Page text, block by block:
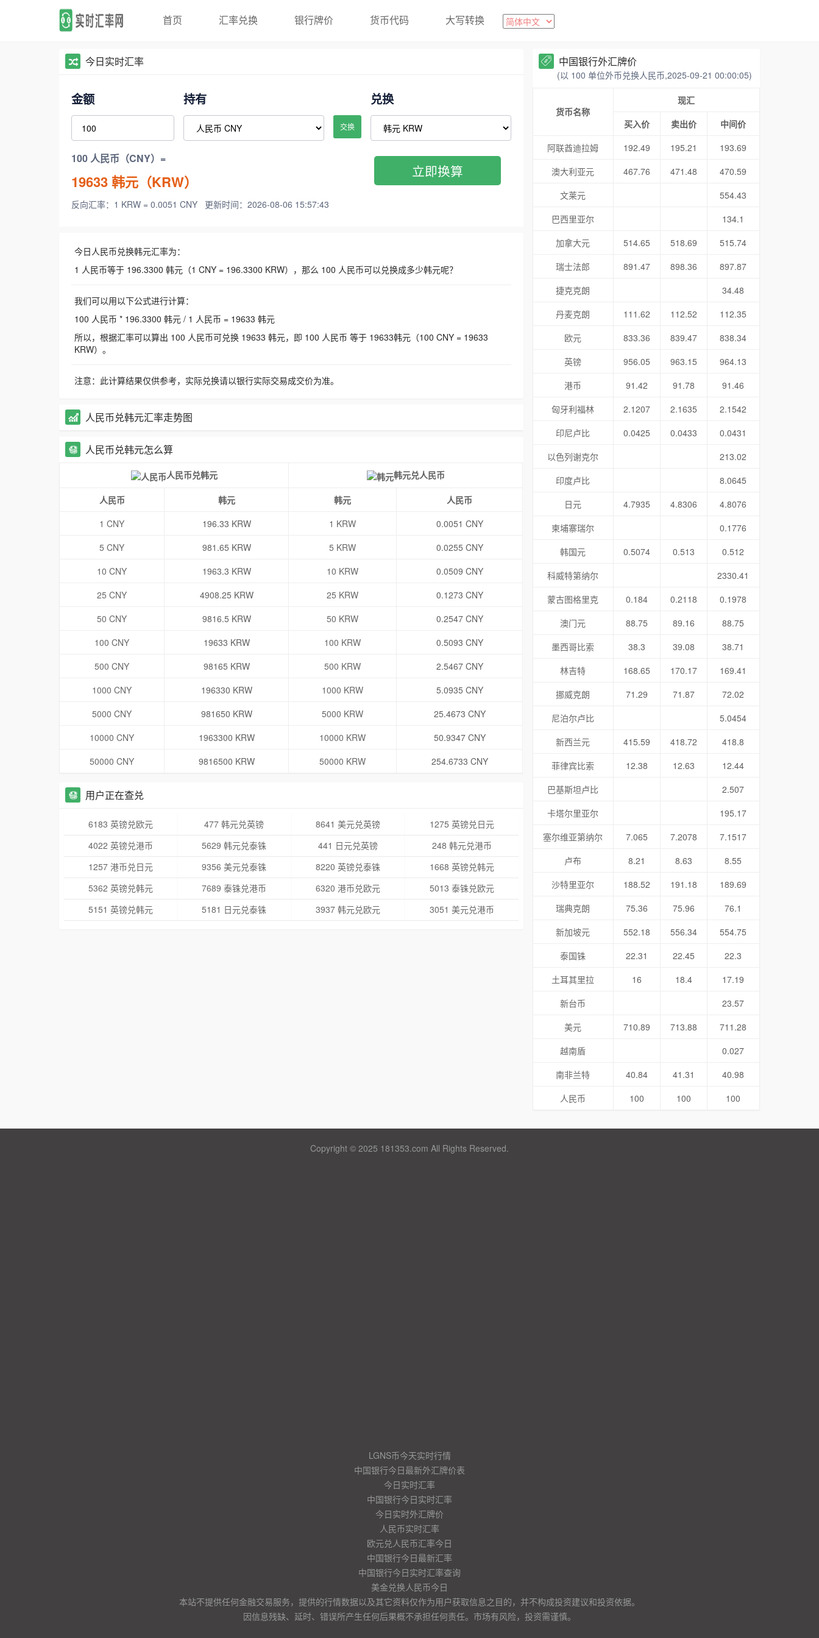
首页 汇率兑换 银行牌价 货币代码 大写转换
今日实时汇率
金额 持有
交换
兑换
100 人民币（CNY）=
19633韩元（KRW）
反向汇率：1 KRW = 0.0051 CNY 更新时间：2026-08-06 15:57:43
立即换算
今日人民币兑换韩元汇率为：
1 人民币等于 196.3300 韩元（1 CNY = 196.3300 KRW），那么 100 人民币可以兑换成多少韩元呢？
我们可以用以下公式进行计算：
100 人民币 * 196.3300 韩元 / 1 人民币 = 19633 韩元
所以，根据汇率可以算出 100 人民币可兑换 19633 韩元，即 100 人民币 等于 19633韩元（100 CNY = 19633
KRW）。
注意：此计算结果仅供参考，实际兑换请以银行实际交易成交价为准。
人民币兑韩元汇率走势图
人民币兑韩元怎么算
人民币兑韩元 韩元兑人民币
人民币 韩元 韩元
人民币
1 CNY
196.33 KRW 1 KRW
0.0051 CNY
5 CNY
981.65 KRW 5 KRW
0.0255 CNY
10 CNY
1963.3 KRW 10 KRW
0.0509 CNY
25 CNY
4908.25 KRW 25 KRW
0.1273 CNY
50 CNY
9816.5 KRW 50 KRW
0.2547 CNY
100 CNY
19633 KRW 100 KRW
0.5093 CNY
500 CNY
98165 KRW 500 KRW
2.5467 CNY
1000 CNY
196330 KRW 1000 KRW
5.0935 CNY
5000 CNY
981650 KRW 5000 KRW
25.4673 CNY
10000 CNY
1963300 KRW 10000 KRW
50.9347 CNY
50000 CNY
9816500 KRW 50000 KRW 254.6733 CNY
用户正在查兑
6183 英镑兑欧元 477 韩元兑英镑 8641 美元兑英镑
1275 英镑兑日元
4022 英镑兑港币
5629 韩元兑泰铢 441 日元兑英镑
248 韩元兑港币
1257 港币兑日元
9356 美元兑泰铢 8220 英镑兑泰铢
1668 英镑兑韩元
5362 英镑兑韩元
7689 泰铢兑港币 6320 港币兑欧元
5013 泰铢兑欧元
5151 英镑兑韩元
5181 日元兑泰铢 3937 韩元兑欧元 3051 美元兑港币
中国银行外汇牌价
(以 100 单位外币兑换人民币,2025-09-21 00:00:05)
货币名称
现汇
买入价
卖出价
中间价
阿联酋迪拉姆
192.49 195.21
193.69
澳大利亚元
467.76 471.48
470.59
文莱元
554.43
巴西里亚尔
134.1
加拿大元
514.65 518.69
515.74
瑞士法郎
891.47 898.36
897.87
捷克克朗
34.48
丹麦克朗
111.62 112.52
112.35
欧元
833.36 839.47
838.34
英镑
956.05 963.15
964.13
港币
91.42 91.78
91.46
匈牙利福林
2.1207 2.1635
2.1542
印尼卢比
0.0425 0.0433
0.0431
以色列谢克尔
213.02
印度卢比
8.0645
日元
4.7935 4.8306
4.8076
柬埔寨瑞尔
0.1776
韩国元
0.5074 0.513
0.512
科威特第纳尔
2330.41
蒙古图格里克
0.184 0.2118
0.1978
澳门元
88.75 89.16
88.75
墨西哥比索
38.3 39.08
38.71
林吉特
168.65 170.17
169.41
挪威克朗
71.29 71.87
72.02
尼泊尔卢比
5.0454
新西兰元
415.59 418.72
418.8
菲律宾比索
12.38 12.63
12.44
巴基斯坦卢比
2.507
卡塔尔里亚尔
195.17
塞尔维亚第纳尔
7.065 7.2078
7.1517
卢布
8.21 8.63
8.55
沙特里亚尔
188.52 191.18
189.69
瑞典克朗
75.36 75.96
76.1
新加坡元
552.18 556.34
554.75
泰国铢
22.31 22.45
22.3
土耳其里拉
16 18.4
17.19
新台币
23.57
美元
710.89 713.88
711.28
越南盾
0.027
南非兰特
40.84 41.31
40.98
人民币
100 100 100
Copyright © 2025 181353.com All Rights Reserved.
LGNS币今天实时行情
中国银行今日最新外汇牌价表
今日实时汇率
中国银行今日实时汇率
今日实时外汇牌价
人民币实时汇率
欧元兑人民币汇率今日
中国银行今日最新汇率
中国银行今日实时汇率查询
美金兑换人民币今日
本站不提供任何金融交易服务，提供的行情数据以及其它资料仅作为用户获取信息之目的，并不构成投资建议和投资依据。
因信息残缺、延时、错误所产生任何后果概不承担任何责任。市场有风险，投资需谨慎。